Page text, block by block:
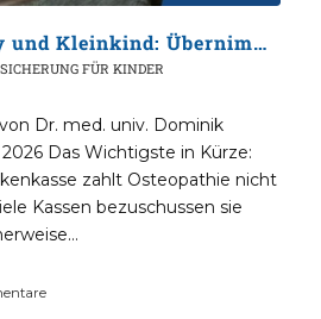
Osteopathie Baby und Kleinkind: Übernimmt die GKV die Kosten?
FÜR KINDER
Dr. med. univ. Dominik
2026 Das Wichtigste in Kürze:
zahlt Osteopathie nicht
Kassen bezuschussen sie